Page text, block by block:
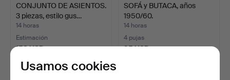
CONJUNTO DE ASIENTOS.
3 piezas, estilo gus…
14 horas
Estimación
158 USD
SOFÁ y BUTACA, años
1950/60.
14 horas
4 pujas
95 USD
Usamos cookies